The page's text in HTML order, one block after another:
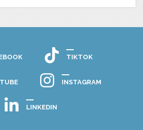
TIKTOK
INSTAGRAM
LINKEDIN